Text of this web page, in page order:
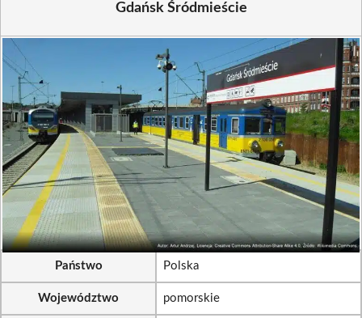
Gdańsk Śródmieście
Państwo Polska
Województwo pomorskie